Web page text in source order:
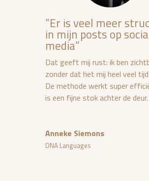
“Er is veel meer
in mijn posts op
media”
Dat geeft mij rust: ik ben
zonder dat het mij heel veel
De methode werkt super
is een fijne stok achter de deur.
Anneke Siemons
DNA Languages